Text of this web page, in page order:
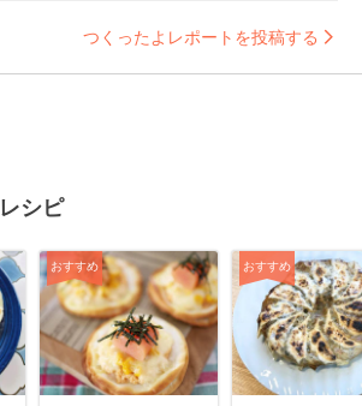
つくったよレポートを投稿する
シピ
おすすめ おすすめ